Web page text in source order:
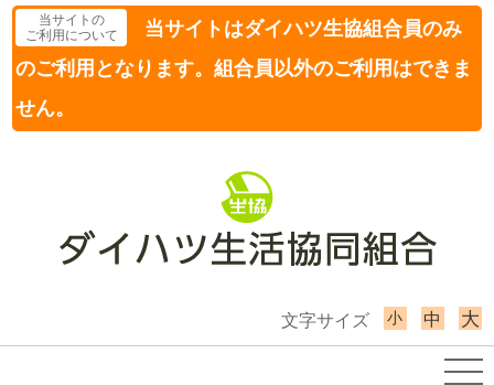
当サイトの
ご利用について
当サイトはダイハツ生協組合員のみ
のご利用となります。組合員以外のご利用はできま
せん。
文字サイズ 小 中 大